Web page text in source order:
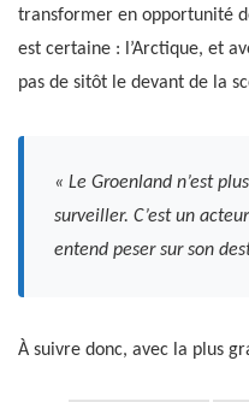
transformer en opportunité
est certaine : l’Arctique, et
pas de sitôt le devant de la
« Le Groenland n’est
surveiller. C’est un
entend peser sur son
À suivre donc, avec la plus